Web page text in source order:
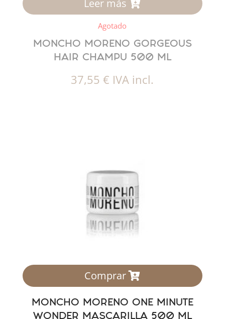
Leer más
Agotado
MONCHO MORENO GORGEOUS
HAIR CHAMPU 500 ML
37,55€ IVA incl.
Comprar
MONCHO MORENO ONE MINUTE
WONDER MASCARILLA 500 ML